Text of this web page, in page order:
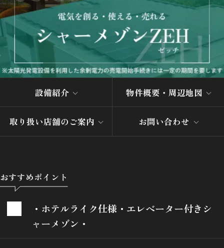
設備紹介 物件概要・周辺地図
取り扱い店舗のご案内 お問い合わせ
おすすめポイント
・ホテルライク仕様・エレベーター付きシ
ャーメゾン・